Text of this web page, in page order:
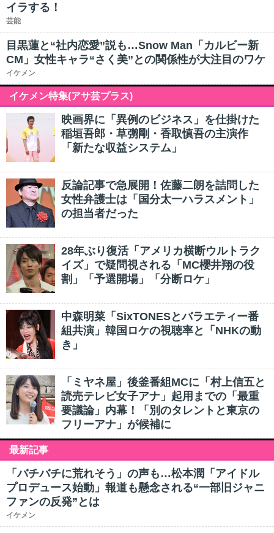
イラする！
芸能
目黒蓮と“社内恋愛”説も…Snow Man「カルビー新
CM」女性キャラ“さく美”との関係性が大注目のワケ
イケメン
イケメン特集(アサ芸プラス)
映画界に「異例のビジネス」を仕掛けた
稲垣吾郎・草彅剛・香取慎吾の主演作
「新たな収益システム」
反論記事で急展開！佐藤二朗を詰問した
女性弁護士は「国分太一ハラスメント」
の担当者だった
28年ぶり復活「アメリカ横断ウルトラク
イズ」で疑問視される「MC櫻井翔の役
割」「予選開場」「分断ロケ」
中森明菜「SixTONESとバラエティー番
組共演」韓国ロケの視聴率と「NHKの動
き」
「ミヤネ屋」後釜番組MCに「村上信五と
読売テレビ女子アナ」起用までの「最重
要議論」内幕！「別のタレントと東京の
フリーアナ」が候補に
最新記事
「バチバチに荒れそう」の声も…松本潤「アイドル
プロデュース始動」報道も懸念される“一部旧ジャニ
ファンの反発”とは
イケメン